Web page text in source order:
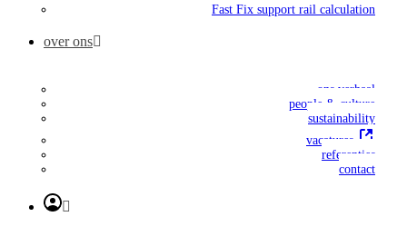
Fast Fix support rail calculation
over ons
ons verhaal
people & culture
sustainability
vacatures
referenties
contact